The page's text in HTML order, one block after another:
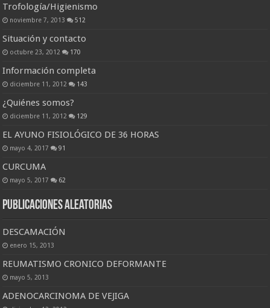
Trofología/Higienismo
noviembre 7, 2013 512
Situación y contacto
octubre 23, 2012 170
Información completa
diciembre 11, 2012 143
¿Quiénes somos?
diciembre 11, 2012 129
EL AYUNO FISIOLÓGICO DE 36 HORAS
mayo 4, 2017 91
CURCUMA
mayo 5, 2017 62
Publicaciones Aleatorias
DESCAMACIÓN
enero 15, 2013
REUMATISMO CRONICO DEFORMANTE
mayo 5, 2013
ADENOCARCINOMA DE VEJIGA